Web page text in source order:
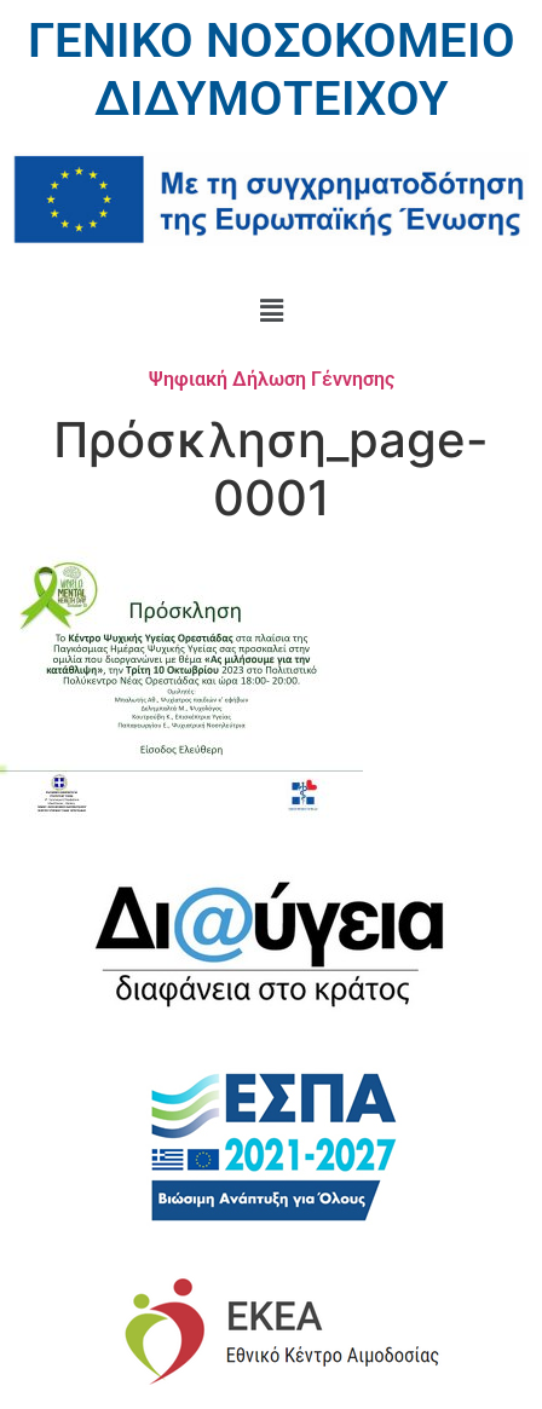
ΓΕΝΙΚΟ ΝΟΣΟΚΟΜΕΙΟ
ΔΙΔΥΜΟΤΕΙΧΟΥ
Ψηφιακή Δήλωση Γέννησης
Πρόσκληση_page-
0001